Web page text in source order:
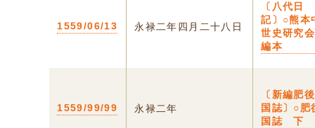
1559/06/13 永禄二年四月二十八日
〔八代日
記〕○熊本
世史研究会
編本
1559/99/99 永禄二年
〔新編肥後
国誌〕○肥
国誌 下